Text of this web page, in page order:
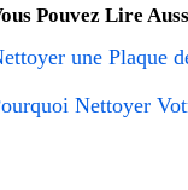
Pouvez Lire
une Plaque
Nettoyer